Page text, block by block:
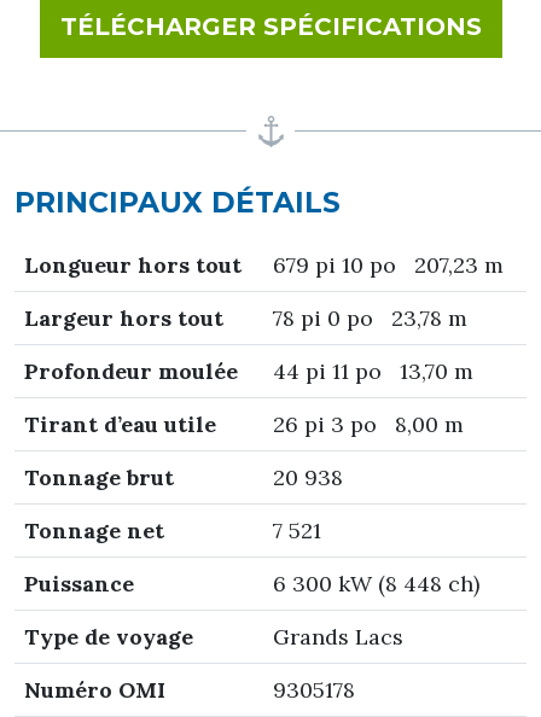
TÉLÉCHARGER SPÉCIFICATIONS
PRINCIPAUX DÉTAILS
Longueur hors tout
679 pi 10 po 207,23 m
Largeur hors tout
78 pi 0 po 23,78 m
Profondeur moulée
44 pi 11 po 13,70 m
Tirant d’eau utile
26 pi 3 po 8,00 m
Tonnage brut
20 938
Tonnage net
7 521
Puissance
6 300 kW (8 448 ch)
Type de voyage
Grands Lacs
Numéro OMI
9305178